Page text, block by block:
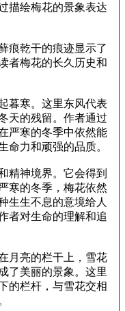
描绘梅花的景象表达
痕乾干的痕迹显示了
者梅花的长久历史和
暮寒。这里东风代表
天的残留。作者通过
严寒的冬季中依然能
命力和顽强的品质。
精神境界。它会得到
寒的冬季，梅花依然
生生不息的意境给人
者对生命的理解和追
月亮的栏干上，雪花
了美丽的景象。这里
的栏杆，与雪花交相